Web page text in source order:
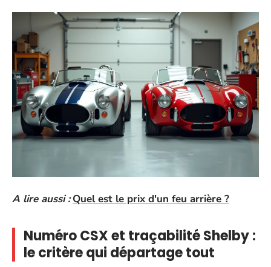
A lire aussi : Quel est le prix d'un feu arrière ?
Numéro CSX et traçabilité Shelby :
le critère qui départage tout